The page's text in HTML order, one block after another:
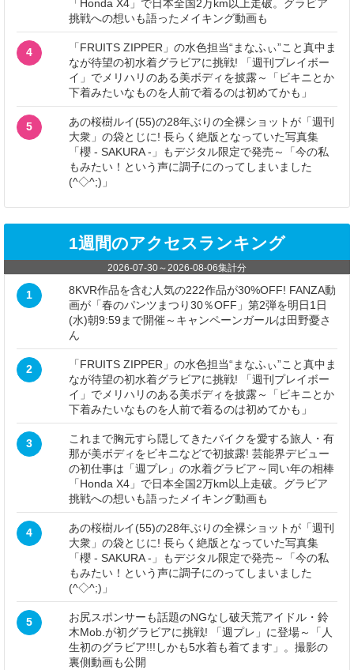
「Honda X4」で日本全国2万km以上走破。グラビア
挑戦への想いも語ったメイキング動画も
4
「FRUITS ZIPPER」の水色担当“まなふぃ”こと真中ま
なが待望の初水着グラビアに挑戦! 「週刊プレイボー
イ」でメリハリのある美ボディを披露～「ビキニとか
下着みたいなものを人前で着るのは初めてかも」
5
あの桜樹ルイ(55)の28年ぶりの全裸ショットが「週刊
大衆」の袋とじに! 長らく絶版となっていた写真集
「櫻 - SAKURA -」もデジタル限定で発売～「今の私
もみたい！という声に調子にのってしまいました
(^◇^;)」
1週間のアクセスランキング
2026-07-30～2026-08-06集計分
1
8KVR作品を含む人気の222作品が30%OFF! FANZA動
画が「春のパンツまつり30％OFF」第2弾を明日1日
(水)朝9:59まで開催～キャンペーンガールは田野憂さ
ん
2
「FRUITS ZIPPER」の水色担当“まなふぃ”こと真中ま
なが待望の初水着グラビアに挑戦! 「週刊プレイボー
イ」でメリハリのある美ボディを披露～「ビキニとか
下着みたいなものを人前で着るのは初めてかも」
3
これまで胸元すら隠してきたバイクを愛する旅人・有
那が美ボディをビキニなどで初披露! 芸能界デビュー
の初仕事は「週プレ」の水着グラビア～同い年の相棒
「Honda X4」で日本全国2万km以上走破。グラビア
挑戦への想いも語ったメイキング動画も
4
あの桜樹ルイ(55)の28年ぶりの全裸ショットが「週刊
大衆」の袋とじに! 長らく絶版となっていた写真集
「櫻 - SAKURA -」もデジタル限定で発売～「今の私
もみたい！という声に調子にのってしまいました
(^◇^;)」
5
お尻スポンサーも話題のNGなし破天荒アイドル・鈴
木Mob.が初グラビアに挑戦! 「週プレ」に登場～「人
生初のグラビア!!!しかも5水着も着てます」。撮影の
裏側動画も公開